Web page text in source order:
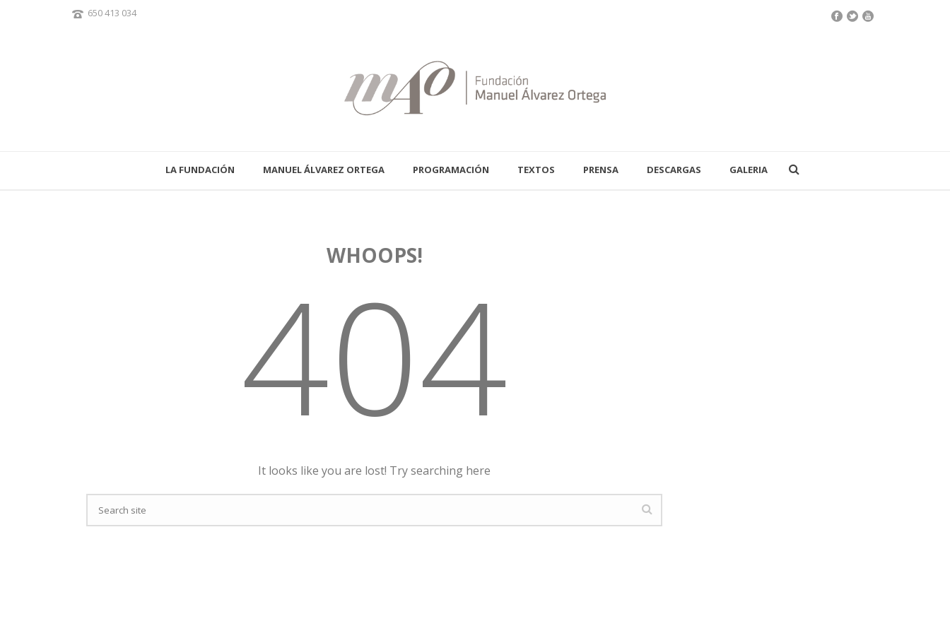
650 413 034
LA FUNDACIÓN MANUEL ÁLVAREZ ORTEGA PROGRAMACIÓN TEXTOS PRENSA DESCARGAS GALERIA
WHOOPS!
404
It looks like you are lost! Try searching here